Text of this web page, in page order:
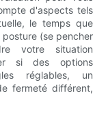
d'aspects tels
le temps que
(se pencher
votre situation
si des options
réglables, un
fermeté différent,